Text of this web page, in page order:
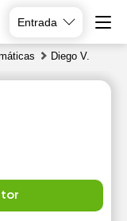
Entrada
Diego V.
10